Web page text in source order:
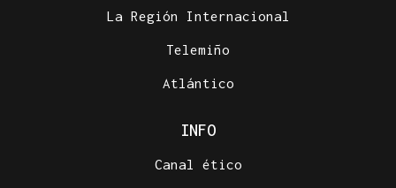
La Región Internacional
Telemiño
Atlántico
INFO
Canal ético